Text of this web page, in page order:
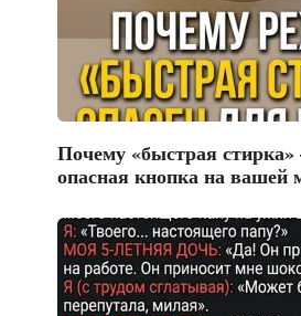
Почему «быстрая
опасная кнопка на вашей